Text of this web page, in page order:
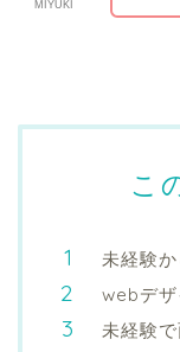
MIYUKI
こ
未経験
webデザ
未経験